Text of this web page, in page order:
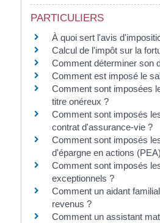
PARTICULIERS
À quoi sert l'avis
Calcul de l'impôt sur la
Comment déterminer son
Comment est imposé le
Comment sont imposées
titre onéreux ?
Comment sont imposés
contrat d'assurance-vie ?
Comment sont imposés
d'épargne en actions
Comment sont imposés
exceptionnels ?
Comment un aidant
revenus ?
Comment un assistant